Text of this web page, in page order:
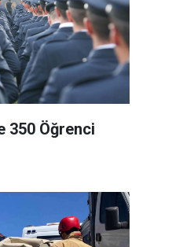
350 Öğrenci